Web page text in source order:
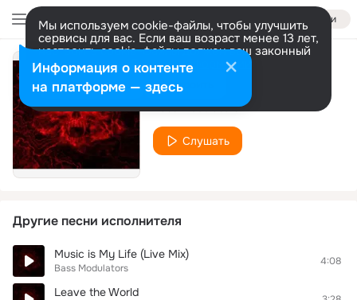
Войти
Мы используем cookie-файлы, чтобы улучшить
сервисы для вас. Если ваш возраст менее 13 лет,
настроить cookie-файлы должен ваш законный
представитель. Больше информации
Разрешить все Настроить
The Cube
Bass Modulators
Слушать
Другие песни исполнителя
Music is My Life (Live Mix)
Bass Modulators
4:08
Leave the World
Информация о контенте
на платформе — здесь